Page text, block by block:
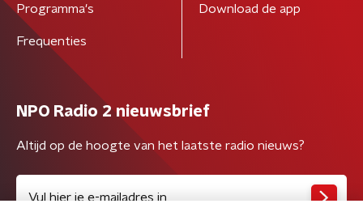
Programma's
Frequenties
Download de app
NPO Radio 2 nieuwsbrief
Altijd op de hoogte van het laatste radio nieuws?